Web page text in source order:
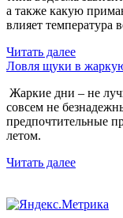
а также какую
влияет
Читать далее
Ловля щуки в
Жаркие дни – не
совсем не
предпочтительные
летом.
Читать далее